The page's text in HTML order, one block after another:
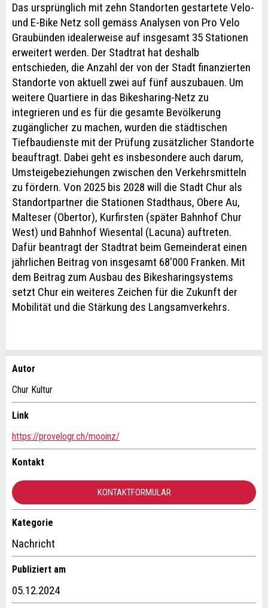
Das ursprünglich mit zehn Standorten gestartete Velo-
und E-Bike Netz soll gemäss Analysen von Pro Velo
Graubünden idealerweise auf insgesamt 35 Stationen
erweitert werden. Der Stadtrat hat deshalb
entschieden, die Anzahl der von der Stadt finanzierten
Standorte von aktuell zwei auf fünf auszubauen. Um
weitere Quartiere in das Bikesharing-Netz zu
integrieren und es für die gesamte Bevölkerung
zugänglicher zu machen, wurden die städtischen
Tiefbaudienste mit der Prüfung zusätzlicher Standorte
beauftragt. Dabei geht es insbesondere auch darum,
Umsteigebeziehungen zwischen den Verkehrsmitteln
zu fördern. Von 2025 bis 2028 will die Stadt Chur als
Standortpartner die Stationen Stadthaus, Obere Au,
Malteser (Obertor), Kurfirsten (später Bahnhof Chur
West) und Bahnhof Wiesental (Lacuna) auftreten.
Dafür beantragt der Stadtrat beim Gemeinderat einen
jährlichen Beitrag von insgesamt 68'000 Franken. Mit
dem Beitrag zum Ausbau des Bikesharingsystems
setzt Chur ein weiteres Zeichen für die Zukunft der
Mobilität und die Stärkung des Langsamverkehrs.
Anzeige beanstanden
Ihr Feedback wird sehr geschätzt!
Allgemeines Feedback
Anzeige nicht mehr gültig
Anzeige weiterempfehlen
Empfehlen Sie diese Anzeige an Freunde weiter.
* Eingabe erforderlich
Autor
Chur Kultur
Link
https://provelogr.ch/mooinz/
Kontakt
KONTAKTFORMULAR
Kontakt
Verfassen Sie eine Nachricht für die Kontaktpersonen dieser
Kategorie
Nachricht
Publiziert am
05.12.2024